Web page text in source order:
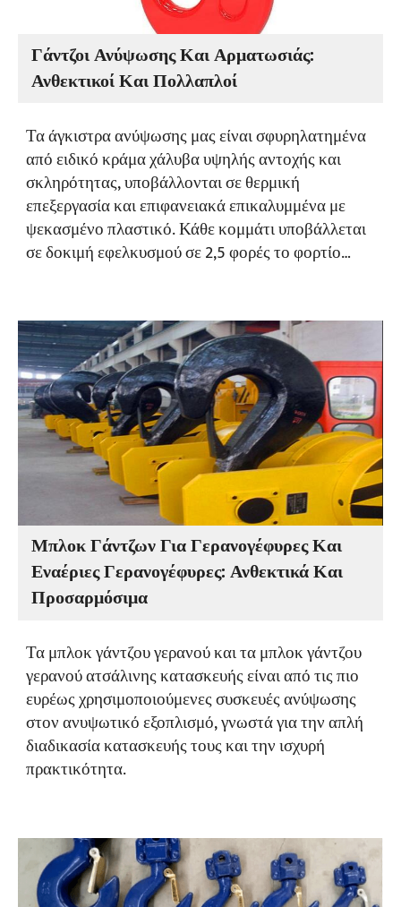
Γάντζοι Ανύψωσης Και Αρματωσιάς:
Ανθεκτικοί Και Πολλαπλοί
Τα άγκιστρα ανύψωσης μας είναι σφυρηλατημένα
από ειδικό κράμα χάλυβα υψηλής αντοχής και
σκληρότητας, υποβάλλονται σε θερμική
επεξεργασία και επιφανειακά επικαλυμμένα με
ψεκασμένο πλαστικό. Κάθε κομμάτι υποβάλλεται
σε δοκιμή εφελκυσμού σε 2,5 φορές το φορτίο
προϊόντα υποβάλλονται σε έλεγχο μαγνητικών
σωματιδίων.
Μπλοκ Γάντζων Για Γερανογέφυρες Και
Εναέριες Γερανογέφυρες: Ανθεκτικά Και
Προσαρμόσιμα
Τα μπλοκ γάντζου γερανού και τα μπλοκ γάντζου
γερανού ατσάλινης κατασκευής είναι από τις πιο
ευρέως χρησιμοποιούμενες συσκευές ανύψωσης
στον ανυψωτικό εξοπλισμό, γνωστά για την απλή
διαδικασία κατασκευής τους και την ισχυρή
πρακτικότητα.